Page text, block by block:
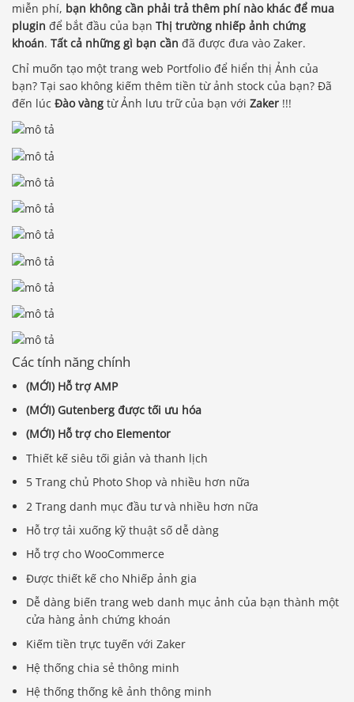
miễn phí, bạn không cần phải trả thêm phí nào khác để mua
plugin để bắt đầu của bạn Thị trường nhiếp ảnh chứng
khoán. Tất cả những gì bạn cần đã được đưa vào Zaker.
Chỉ muốn tạo một trang web Portfolio để hiển thị Ảnh của
bạn? Tại sao không kiếm thêm tiền từ ảnh stock của bạn? Đã
đến lúc Đào vàng từ Ảnh lưu trữ của bạn với Zaker !!!
Các tính năng chính
(MỚI) Hỗ trợ AMP
(MỚI) Gutenberg được tối ưu hóa
(MỚI) Hỗ trợ cho Elementor
Thiết kế siêu tối giản và thanh lịch
5 Trang chủ Photo Shop và nhiều hơn nữa
2 Trang danh mục đầu tư và nhiều hơn nữa
Hỗ trợ tải xuống kỹ thuật số dễ dàng
Hỗ trợ cho WooCommerce
Được thiết kế cho Nhiếp ảnh gia
Dễ dàng biến trang web danh mục ảnh của bạn thành một
cửa hàng ảnh chứng khoán
Kiếm tiền trực tuyến với Zaker
Hệ thống chia sẻ thông minh
Hệ thống thống kê ảnh thông minh